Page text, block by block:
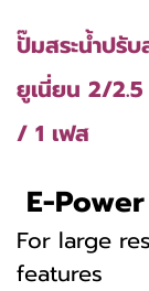
ปั๊มสระน้ำปรั
ยูเนี่ยน 2/
/ 1 เฟส
E-
For large
features